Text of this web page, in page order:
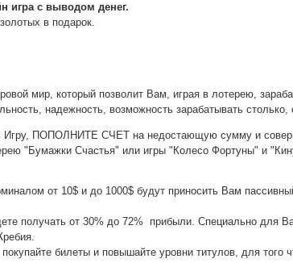
игра с выводом денег.
в подарок.
мир, который позволит Вам, играя в лотерею,
надежность, возможность зарабатывать
Игру, ПОПОЛНИТЕ СЧЕТ на недостающую сумму и
"Бумажки Счастья" или игры "Колесо Фортуны" и
от 10$ и до 1000$ будут приносить Вам
получать от 30% до 72% прибыли. Специально для
билеты и повышайте уровни титулов, для